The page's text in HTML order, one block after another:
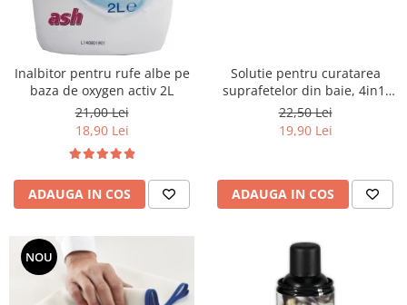
Inalbitor pentru rufe albe pe
baza de oxygen activ 2L
21,00 Lei
18,90 Lei
ADAUGA IN COS
Solutie pentru curatarea
suprafetelor din baie, 4in1,
750ml
22,50 Lei
19,90 Lei
ADAUGA IN COS
NOU